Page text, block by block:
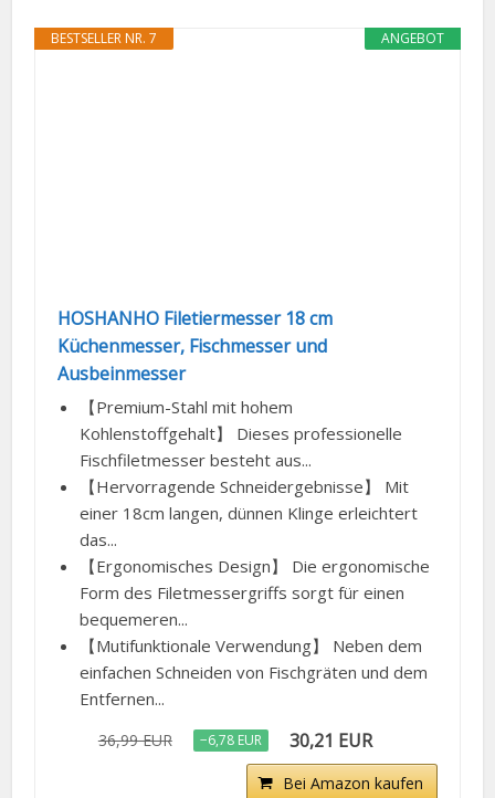
ANGEBOT
BESTSELLER NR. 7
HOSHANHO Filetiermesser 18 cm
Küchenmesser, Fischmesser und
Ausbeinmesser
【Premium-Stahl mit hohem
Kohlenstoffgehalt】 Dieses professionelle
Fischfiletmesser besteht aus...
【Hervorragende Schneidergebnisse】 Mit
einer 18cm langen, dünnen Klinge erleichtert
das...
【Ergonomisches Design】 Die ergonomische
Form des Filetmessergriffs sorgt für einen
bequemeren...
【Mutifunktionale Verwendung】 Neben dem
einfachen Schneiden von Fischgräten und dem
Entfernen...
36,99 EUR −6,78 EUR 30,21 EUR
Bei Amazon kaufen